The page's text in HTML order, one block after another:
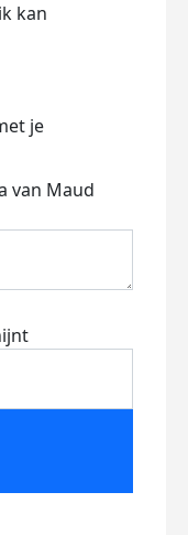
kan
je
van Maud